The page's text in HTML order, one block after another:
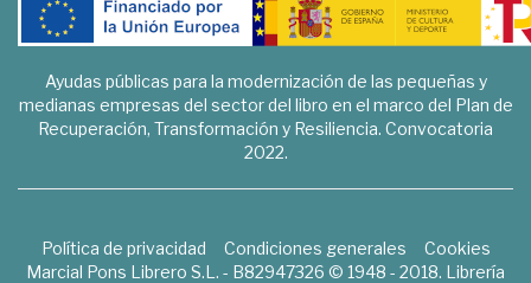
Ayudas públicas para la modernización de las pequeñas y
medianas empresas del sector del libro en el marco del Plan de
Recuperación, Transformación y Resiliencia. Convocatoria
2022.
Política de privacidad Condiciones generales
Cookies
Marcial Pons Librero S.L. - B82947326 © 1948 - 2018. Librería